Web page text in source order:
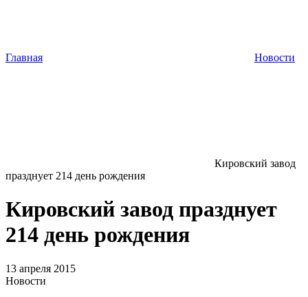
Главная Новости
Кировский завод
празднует 214 день рождения
Кировский завод празднует
214 день рождения
13 апреля 2015
Новости